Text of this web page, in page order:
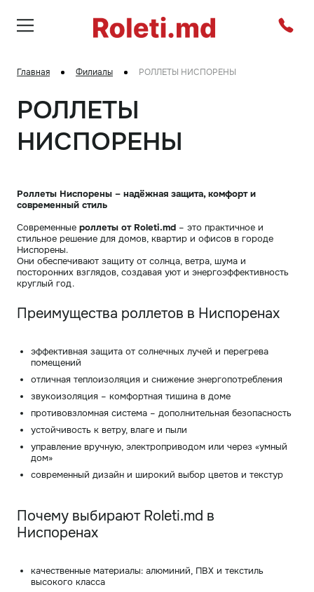
Главная Филиалы РОЛЛЕТЫ НИСПОРЕНЫ
РОЛЛЕТЫ
НИСПОРЕНЫ
Роллеты Ниспорены – надёжная защита, комфорт и
современный стиль
Современные роллеты от Roleti.md – это практичное и
стильное решение для домов, квартир и офисов в городе
Ниспорены.
Они обеспечивают защиту от солнца, ветра, шума и
посторонних взглядов, создавая уют и энергоэффективность
круглый год.
Преимущества роллетов в Ниспоренах
эффективная защита от солнечных лучей и перегрева
помещений
отличная теплоизоляция и снижение энергопотребления
звукоизоляция – комфортная тишина в доме
противовзломная система – дополнительная безопасность
устойчивость к ветру, влаге и пыли
управление вручную, электроприводом или через «умный
дом»
современный дизайн и широкий выбор цветов и текстур
Почему выбирают Roleti.md в
Ниспоренах
качественные материалы: алюминий, ПВХ и текстиль
высокого класса